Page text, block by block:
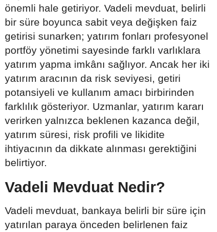
önemli hale getiriyor. Vadeli mevduat, belirli
bir süre boyunca sabit veya değişken faiz
getirisi sunarken; yatırım fonları profesyonel
portföy yönetimi sayesinde farklı varlıklara
yatırım yapma imkânı sağlıyor. Ancak her iki
yatırım aracının da risk seviyesi, getiri
potansiyeli ve kullanım amacı birbirinden
farklılık gösteriyor. Uzmanlar, yatırım kararı
verirken yalnızca beklenen kazanca değil,
yatırım süresi, risk profili ve likidite
ihtiyacının da dikkate alınması gerektiğini
belirtiyor.
Vadeli Mevduat Nedir?
Vadeli mevduat, bankaya belirli bir süre için
yatırılan paraya önceden belirlenen faiz